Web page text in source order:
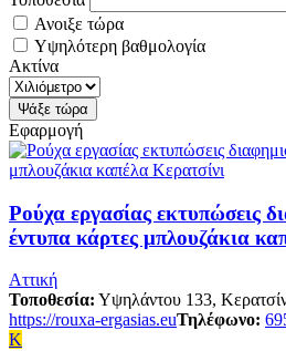
Ανοιξε τώρα
Υψηλότερη βαθμολογία
Ακτίνα
Εφαρμογή
Ρούχα εργασίας εκτυπώσεις
έντυπα κάρτες μπλουζάκια
Αττική
Τοποθεσία: Υψηλάντου 133,
https://rouxa-ergasias.euΤηλέφωνο:
K